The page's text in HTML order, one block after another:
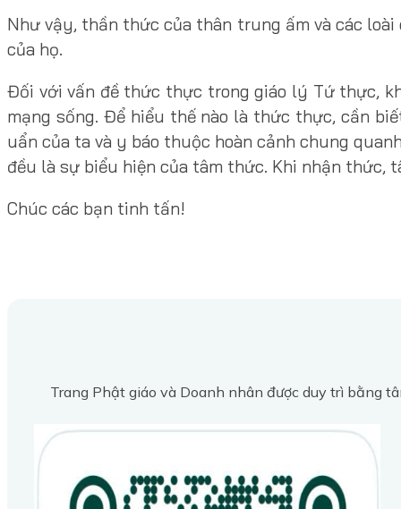
Như vậy, thần thức của thân trung ấm và các
của họ.
Đối với vấn đề thức thực trong giáo lý Tứ thực,
mạng sống. Để hiểu thế nào là thức thực, cần
uẩn của ta và y báo thuộc hoàn cảnh chung
đều là sự biểu hiện của tâm thức. Khi nhận thức,
Chúc các bạn tinh tấn!
Trang Phật giáo và Doanh nhân được duy trì bằng